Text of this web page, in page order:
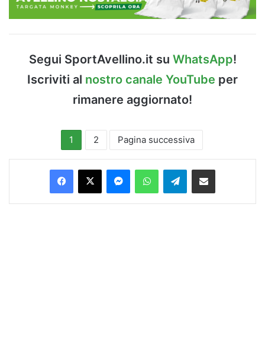
Segui SportAvellino.it su WhatsApp!
Iscriviti al nostro canale YouTube per
rimanere aggiornato!
1 2 Pagina successiva
Facebook
X MessengerWhatsAppTelegramCondividi via Email